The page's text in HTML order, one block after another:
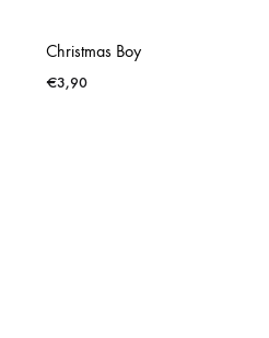
Christmas Boy
€3,90